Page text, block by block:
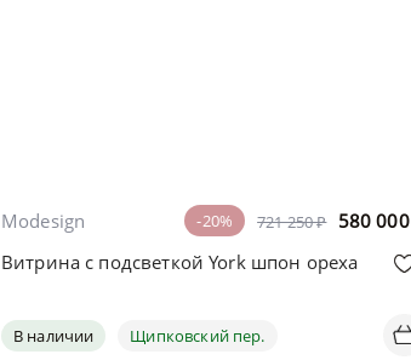
721 250 ₽ 580 000
-20%
Modesign
Витрина с подсветкой York шпон ореха
В наличии Щипковский пер.